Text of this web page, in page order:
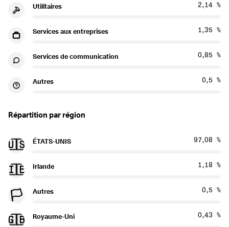
Utilitaires 2,14 %
Services aux entreprises 1,35 %
Services de communication 0,85 %
Autres 0,5 %
Répartition par région
🇺🇸 ÉTATS-UNIS 97,08 %
🇮🇪 Irlande 1,18 %
🏳️ Autres 0,5 %
🇬🇧 Royaume-Uni 0,43 %